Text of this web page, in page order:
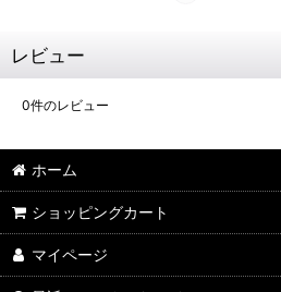
レビュー
0件のレビュー
ホーム
ショッピングカート
マイページ